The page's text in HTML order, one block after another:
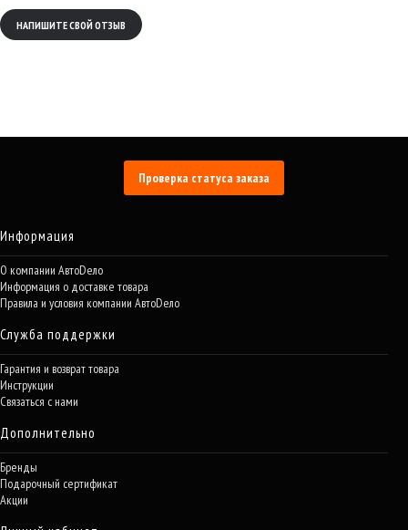
НАПИШИТЕ СВОЙ ОТЗЫВ
Проверка статуса заказа
Информация
О компании АвтоDело
Информация о доставке товара
Правила и условия компании АвтоDело
Служба поддержки
Гарантия и возврат товара
Инструкции
Связаться с нами
Дополнительно
Бренды
Подарочный сертификат
Акции